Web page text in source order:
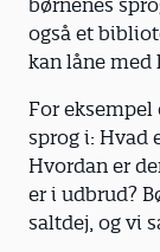
børnenes
også et
kan låne med
For eksempel
sprog i: Hvad
Hvordan er
er i udbrud?
saltdej, og vi